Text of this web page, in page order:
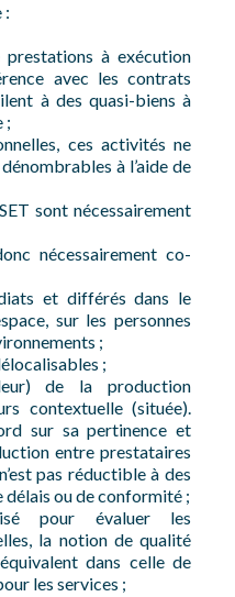
:
prestations à exécution
avec les contrats
à des quasi-biens à
;
ces activités ne
à l’aide de
sont nécessairement
nécessairement co-
et différés dans le
sur les personnes
;
;
de la production
contextuelle (située).
sur sa pertinence et
entre prestataires
pas réductible à des
délais ou de conformité ;
pour évaluer les
la notion de qualité
dans celle de
les services ;